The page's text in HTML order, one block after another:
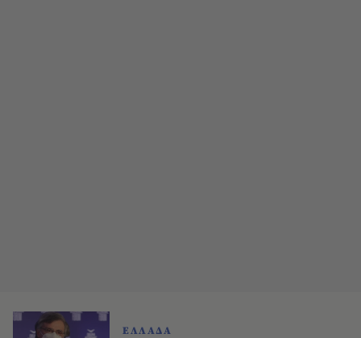
ΕΛΛΑΔΑ